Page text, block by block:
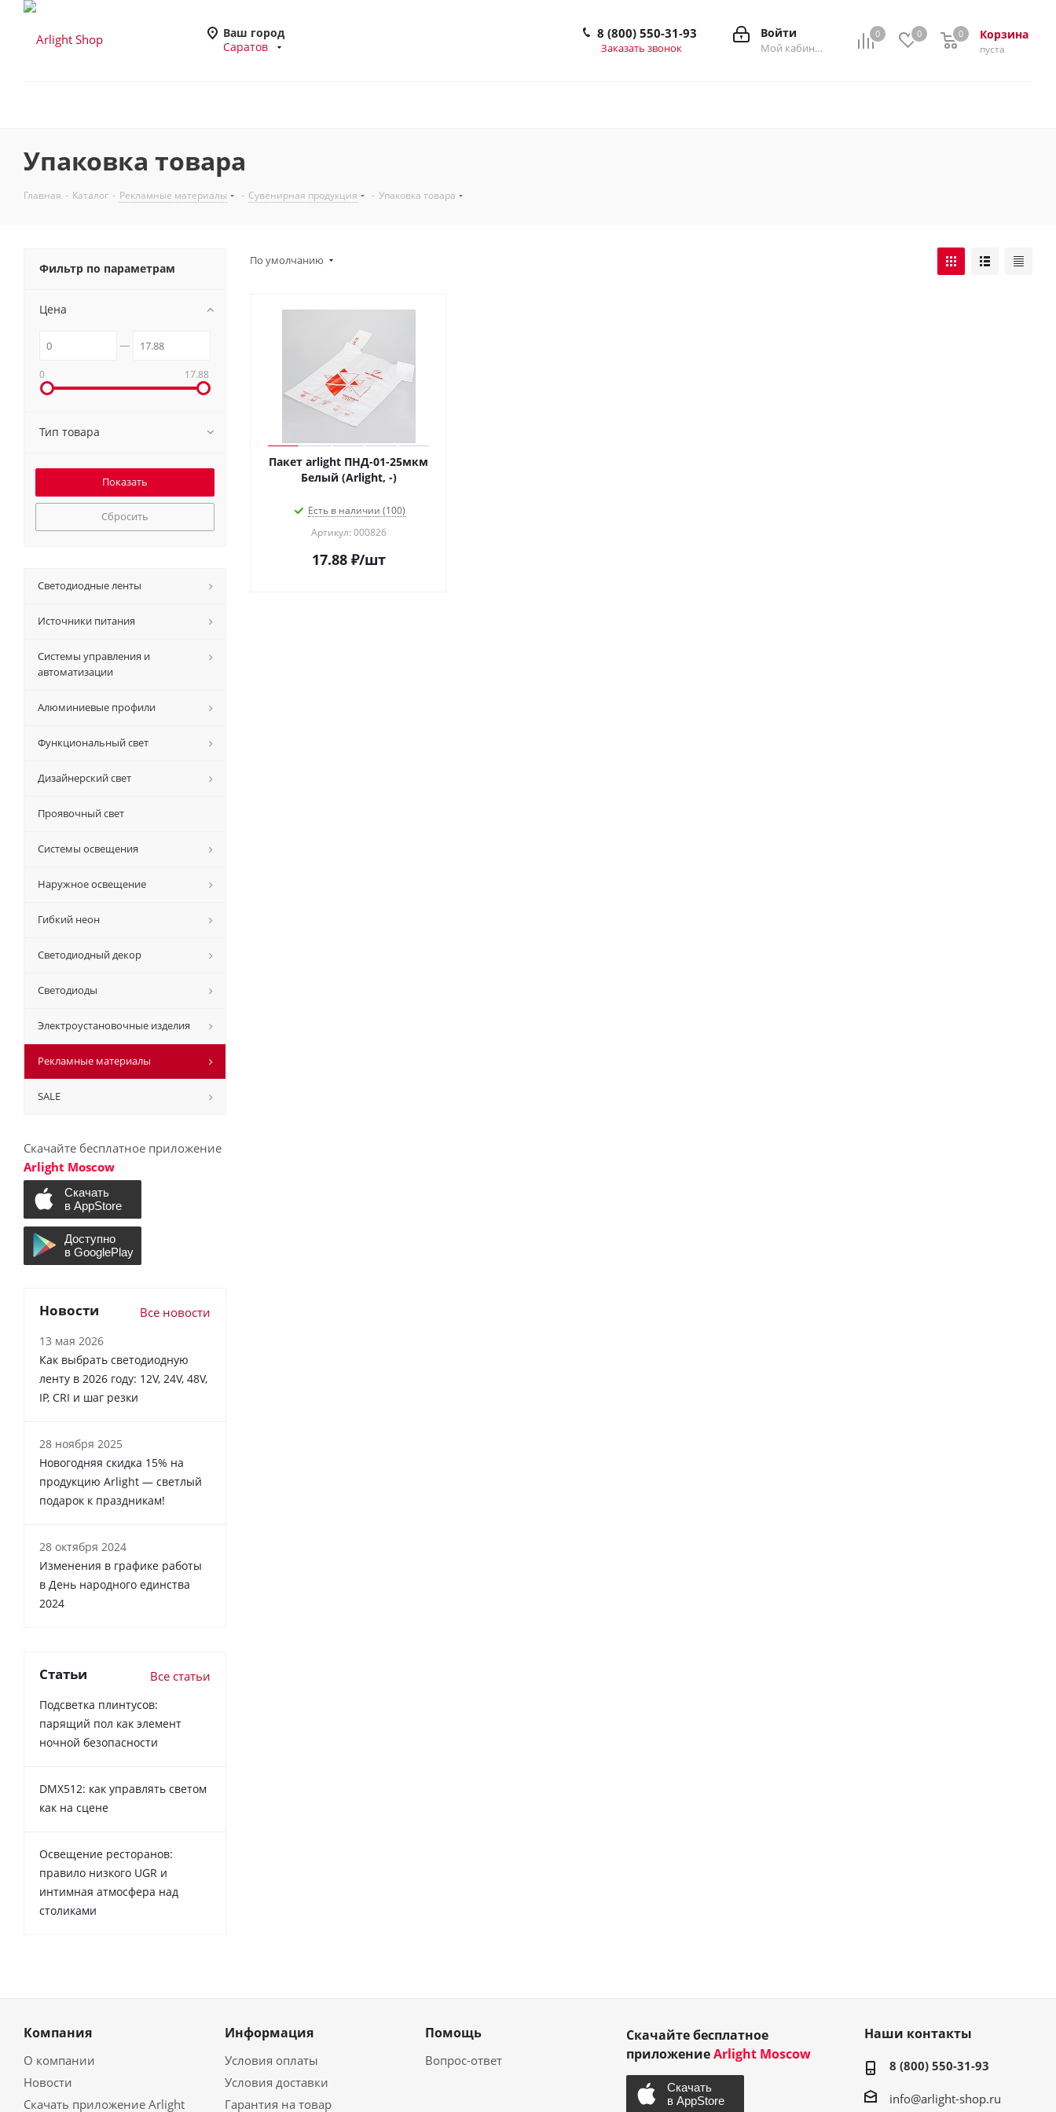
Ваш город
Саратов
0 0 Корзина
0
пуста
0
Войти
Мой кабинет
8 (800) 550-31-93
Заказать звонок
Упаковка товара
Главная - Каталог - Рекламные материалы - Сувенирная продукция - Упаковка товара
По умолчанию
Пакет arlight ПНД-01-25мкм
Белый (Arlight, -)
Есть в наличии (100)
Артикул: 000826
17.88₽/шт
Фильтр по параметрам
Цена
0 17.88
Тип товара
Сбросить
Светодиодные ленты
Источники питания
Системы управления и
автоматизации
Алюминиевые профили
Функциональный свет
Дизайнерский свет
Проявочный свет
Системы освещения
Наружное освещение
Гибкий неон
Светодиодный декор
Светодиоды
Электроустановочные изделия
Рекламные материалы
SALE
Скачайте бесплатное приложение
Arlight Moscow
Новости Все новости
13 мая 2026
Как выбрать светодиодную
ленту в 2026 году: 12V, 24V, 48V,
IP, CRI и шаг резки
28 ноября 2025
Новогодняя скидка 15% на
продукцию Arlight — светлый
подарок к праздникам!
28 октября 2024
Изменения в графике работы
в День народного единства
2024
Статьи Все статьи
Подсветка плинтусов:
парящий пол как элемент
ночной безопасности
DMX512: как управлять светом
как на сцене
Освещение ресторанов:
правило низкого UGR и
интимная атмосфера над
столиками
Компания
О компании
Новости
Скачать приложение Arlight
Информация
Условия оплаты
Условия доставки
Гарантия на товар
Помощь
Вопрос-ответ
Скачайте бесплатное
приложениеArlight Moscow
Наши контакты
8 (800) 550-31-93
info@arlight-shop.ru